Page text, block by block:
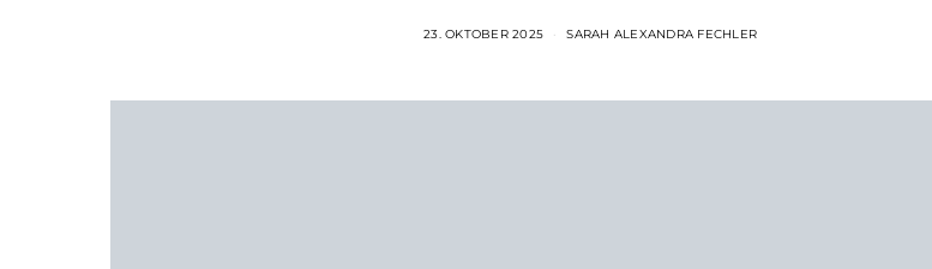
23. OKTOBER 2025 SARAH ALEXANDRA FECHLER